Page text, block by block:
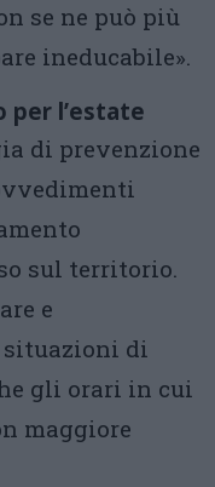
se ne può più
ineducabile».
per l’estate
di prevenzione
sul territorio.
e
situazioni di
gli orari in cui
maggiore